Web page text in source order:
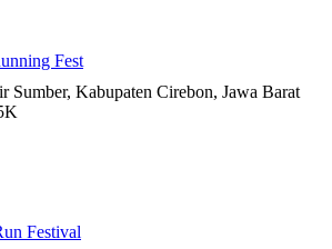
Fest
Sumber, Kabupaten Cirebon, Jawa Barat
Festival